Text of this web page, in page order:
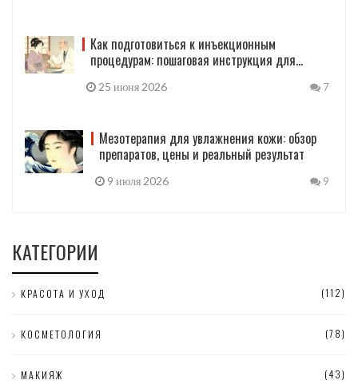
Как подготовиться к инъекционным
процедурам: пошаговая инструкция для
25 июня 2026 7
Мезотерапия для увлажнения кожи: обзор
препаратов, цены и реальный результат
9 июля 2026 9
КАТЕГОРИИ
КРАСОТА И УХОД (112)
КОСМЕТОЛОГИЯ (78)
МАКИЯЖ (43)